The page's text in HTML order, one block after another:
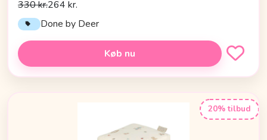
330 kr.264 kr.
Done by Deer
Køb nu
20% tilbud